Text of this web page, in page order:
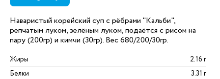
Наваристый корейский суп с рёбрами "Кальби",
репчатым луком, зелёным луком, подаётся с рисом на
пару (200гр) и кимчи (30гр). Вес 680/200/30гр.
Жиры
2.16 г
Белки
3.31 г